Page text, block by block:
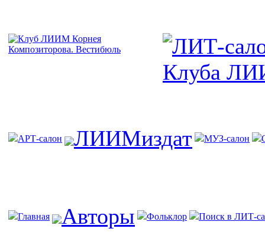
АРТ-салон ЛИИМиздат МУЗ-салон
Главная Авторы Фольклор Поиск в ЛИТ-